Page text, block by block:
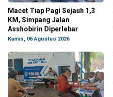
Macet Tiap Pagi Sejauh 1,3
KM, Simpang Jalan
Asshobirin Diperlebar
Kamis, 06 Agustus 2026